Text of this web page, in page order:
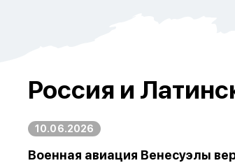
Россия и
10.06.2026
Военная авиация Венесуэлы